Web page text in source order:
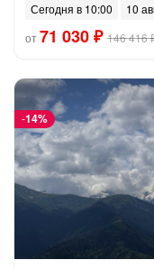
Сегодня в 10:00
10
от71 030 ₽ 146 416
-14%